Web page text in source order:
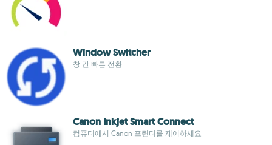
Window Switcher
창 간 빠른 전환
Canon Inkjet Smart Connect
컴퓨터에서 Canon 프린터를 제어하세요